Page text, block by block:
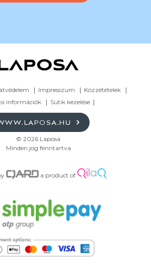
Impresszum
Közzétételek
információk
Sütik kezelése
© 2026 Laposa
Minden jog fenntartva
a product of